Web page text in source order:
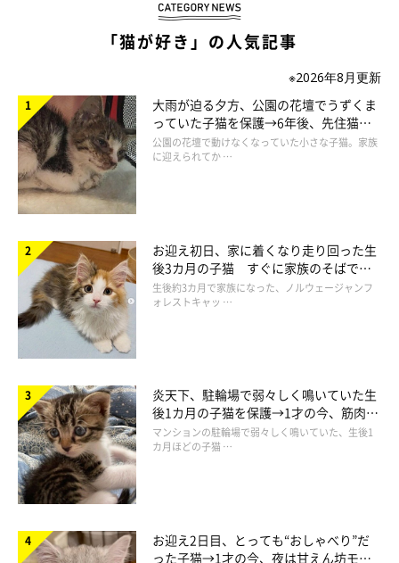
ねこのきもちweb
術後服はエリザベルカラーが苦手なコにもいいかも！
ただけですので、
どなたでも簡単に作れると思います(＾∀＾；)
タイツなので、小柄な猫や避妊手術後の子猫にいいと思います。
「猫が好き」の人気記事
※2026年8月更新
大雨が迫る夕方、公園の花壇でうずくま
っていた子猫を保護→6年後、先住猫
と“姉妹”のような関係に
公園の花壇で動けなくなっていた小さな子猫。家族
に迎えられてか …
お迎え初日、家に着くなり走り回った生
後3カ月の子猫 すぐに家族のそばで落
ち着く姿に「迎えてよかった」
生後約3カ月で家族になった、ノルウェージャンフ
ォレストキャッ …
炎天下、駐輪場で弱々しく鳴いていた生
後1カ月の子猫を保護→1才の今、筋肉質
でツンデレなコに成長
マンションの駐輪場で弱々しく鳴いていた、生後1
カ月ほどの子猫 …
お迎え2日目、とっても“おしゃべり”だ
った子猫→1才の今、夜は甘えん坊モー